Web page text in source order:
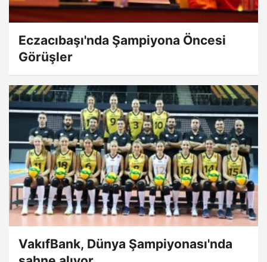
Eczacıbaşı'nda Şampiyona Öncesi
Görüşler
VakıfBank, Dünya Şampiyonası'nda